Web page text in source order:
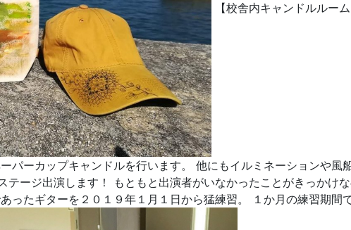
【校舎内キャンドルルー
パーカップキャンドルを行います。 他にもイルミネーションや
テージ出演します！ もともと出演者がいなかったことがきっかけ
ったギターを２０１９年１月１日から猛練習。 １か月の練習期